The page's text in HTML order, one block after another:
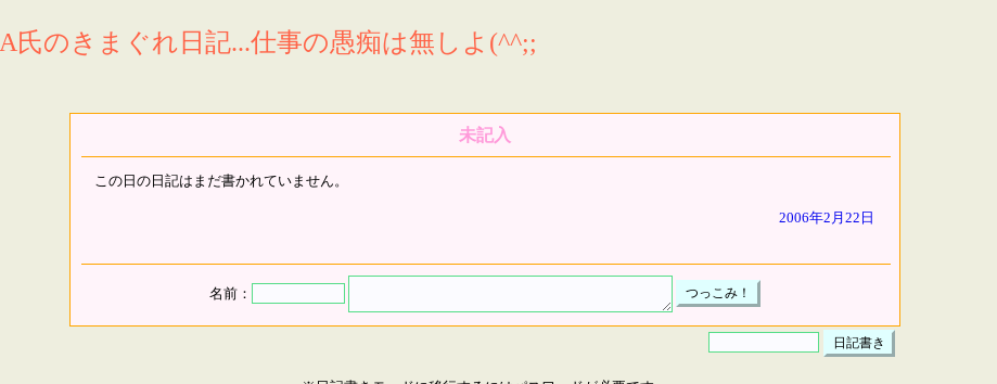
A氏のきまぐれ日記...仕事の愚痴は無しよ(^^;;
未記入
この日の日記はまだ書かれていません。
2006年2月22日
名前：